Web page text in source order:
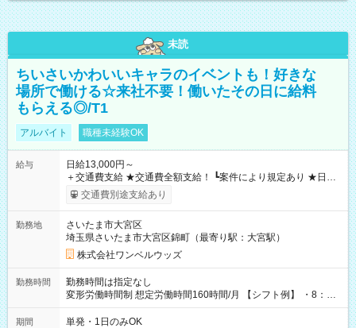
未読
ちいさいかわいいキャラのイベントも！好きな
場所で働ける☆来社不要！働いたその日に給料
もらえる◎/T1
アルバイト 職種未経験OK
給与
日給13,000円～
＋交通費支給 ★交通費全額支給！ ┗案件により規定あり ★日払
いOK！（規定あり） ┗働いたその日に現金GET♪ お仕事後はコ
ンビニATMから 日払い分を引き落とせます！ 【試用期間】試
交通費別途支給あり
勤務地
さいたま市大宮区
埼玉県さいたま市大宮区錦町（最寄り駅：大宮駅）
株式会社ワンベルウッズ
勤務時間
勤務時間は指定なし
変形労働時間制 想定労働時間160時間/月 【シフト例】 ・8：00
～21：00
期間 単発・1日のみOK